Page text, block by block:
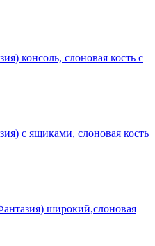
консоль, слоновая кость с
с ящиками, слоновая кость
широкий,слоновая